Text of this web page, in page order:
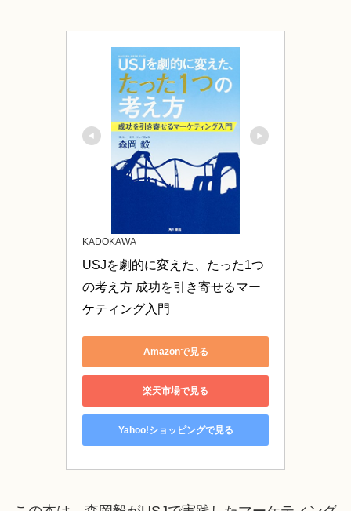
KADOKAWA
USJを劇的に変えた、たった1つ
の考え方 成功を引き寄せるマー
ケティング入門
Amazonで見る
楽天市場で見る
Yahoo!ショッピングで見る